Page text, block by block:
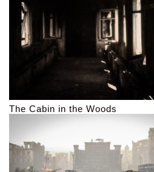
The Cabin in the Woods